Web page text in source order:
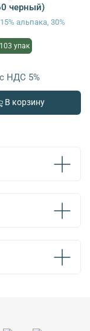
черный)
альпака, 30%
упак
с НДС 5%
В корзину